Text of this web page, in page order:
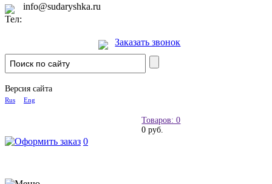
info@sudaryshka.ru
Заказать звонок
Версия сайта
Rus Eng
Товаров: 0
0 руб.
0